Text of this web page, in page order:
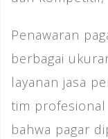
Penawaran
berbagai
layanan jasa
tim profesional
bahwa pagar